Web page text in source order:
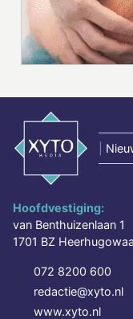
Hoofdvestiging:
van Benthuizenlaan 1
1701 BZ
072 8200 600
redactie@xyto.nl
www.xyto.nl